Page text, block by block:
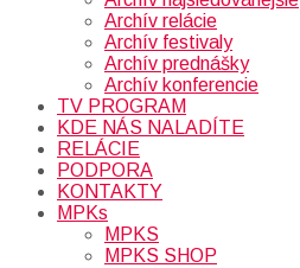
Archív relácie
Archív festivaly
Archív prednášky
Archív konferencie
TV PROGRAM
KDE NÁS NALADÍTE
RELÁCIE
PODPORA
KONTAKTY
MPKs
MPKS
MPKS SHOP